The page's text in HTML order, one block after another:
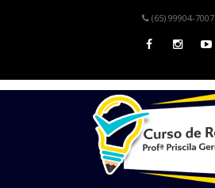
(65) 99904-7007